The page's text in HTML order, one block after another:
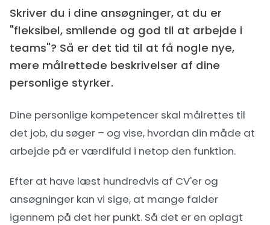
Skriver du i dine ansøgninger, at du er
"fleksibel, smilende og god til at arbejde i
teams"? Så er det tid til at få nogle nye,
mere målrettede beskrivelser af dine
personlige styrker.
Dine personlige kompetencer skal målrettes til
det job, du søger – og vise, hvordan din måde at
arbejde på er værdifuld i netop den funktion.
Efter at have læst hundredvis af CV'er og
ansøgninger kan vi sige, at mange falder
igennem på det her punkt. Så det er en oplagt